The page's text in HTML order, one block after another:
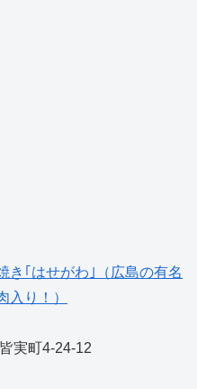
き｢はせがわ｣（広島の有名
入り！）
実町4-24-12